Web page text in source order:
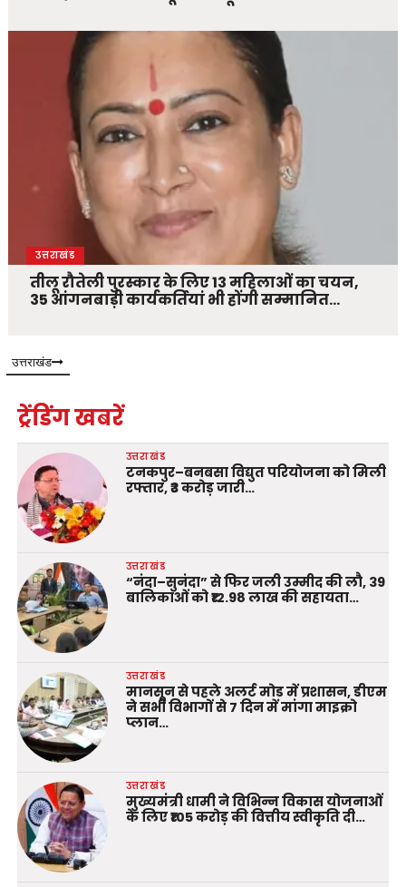
उत्तराखंड
तीलू रौतेली पुरस्कार के लिए 13 महिलाओं का चयन,
35 आंगनबाड़ी कार्यकर्तियां भी होंगी सम्मानित…
उत्तराखंड
ट्रेंडिंग खबरें
उत्तराखंड
टनकपुर–बनबसा विद्युत परियोजना को मिली
रफ्तार, ₹3 करोड़ जारी…
उत्तराखंड
“नंदा–सुनंदा” से फिर जली उम्मीद की लौ, 39
बालिकाओं को ₹12.98 लाख की सहायता…
उत्तराखंड
मानसून से पहले अलर्ट मोड में प्रशासन, डीएम
ने सभी विभागों से 7 दिन में मांगा माइक्रो
प्लान…
उत्तराखंड
मुख्यमंत्री धामी ने विभिन्न विकास योजनाओं
के लिए ₹105 करोड़ की वित्तीय स्वीकृति दी…